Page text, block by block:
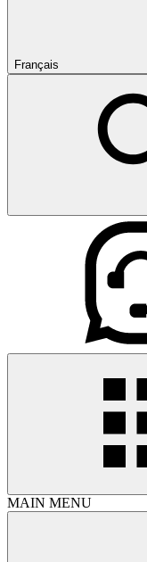
Français
MAIN MENU